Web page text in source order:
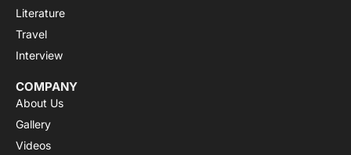
Literature
Travel
Interview
COMPANY
About Us
Gallery
Videos